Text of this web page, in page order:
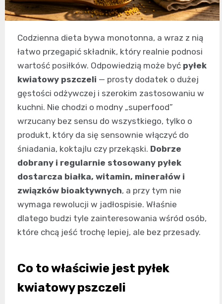
Codzienna dieta bywa monotonna, a wraz z nią
łatwo przegapić składnik, który realnie podnosi
wartość posiłków. Odpowiedzią może być pyłek
kwiatowy pszczeli — prosty dodatek o dużej
gęstości odżywczej i szerokim zastosowaniu w
kuchni. Nie chodzi o modny „superfood”
wrzucany bez sensu do wszystkiego, tylko o
produkt, który da się sensownie włączyć do
śniadania, koktajlu czy przekąski. Dobrze
dobrany i regularnie stosowany pyłek
dostarcza białka, witamin, minerałów i
związków bioaktywnych, a przy tym nie
wymaga rewolucji w jadłospisie. Właśnie
dlatego budzi tyle zainteresowania wśród osób,
które chcą jeść trochę lepiej, ale bez przesady.
Co to właściwie jest pyłek
kwiatowy pszczeli